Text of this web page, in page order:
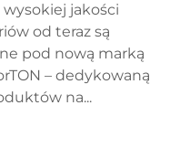
wysokiej jakości
od teraz są
pod nową marką
– dedykowaną
na...